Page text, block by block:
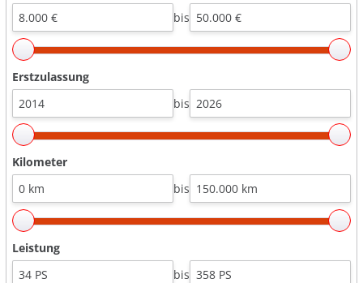
bis
Erstzulassung
bis
Kilometer
bis
Leistung
bis